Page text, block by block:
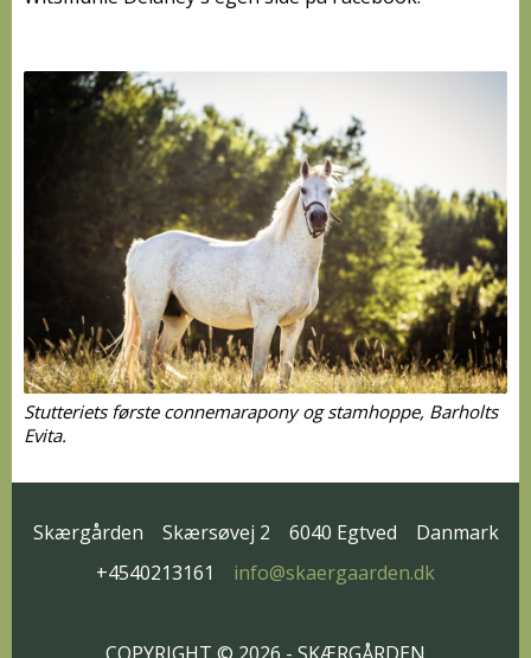
Stutteriets første connemarapony og stamhoppe, Barholts
Evita.
Skærgården Skærsøvej 2 6040 Egtved
Danmark
+4540213161
info@skaergaarden.dk